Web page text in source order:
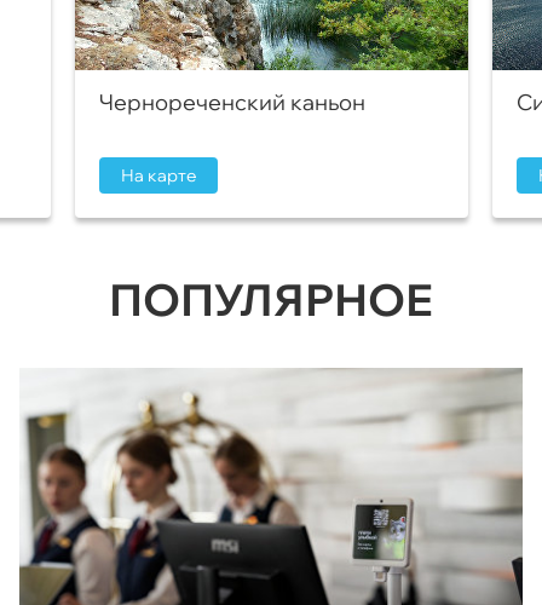
Чернореченский каньон
На карте
ПОПУЛЯРНОЕ